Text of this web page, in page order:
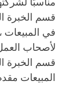
قسم الخبرة
في المبيعات
لأصحاب
قسم الخبرة
المبيعات